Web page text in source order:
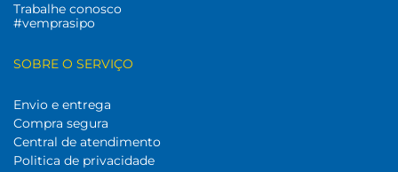
Trabalhe conosco
#vemprasipo
SOBRE O SERVIÇO
Envio e entrega
Compra segura
Central de atendimento
Politica de privacidade